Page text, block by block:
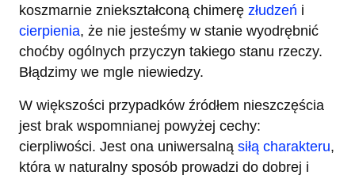
koszmarnie zniekształconą chimerę złudzeń i
cierpienia, że nie jesteśmy w stanie wyodrębnić
choćby ogólnych przyczyn takiego stanu rzeczy.
Błądzimy we mgle niewiedzy.
W większości przypadków źródłem nieszczęścia
jest brak wspomnianej powyżej cechy:
cierpliwości. Jest ona uniwersalną siłą charakteru,
która w naturalny sposób prowadzi do dobrej i